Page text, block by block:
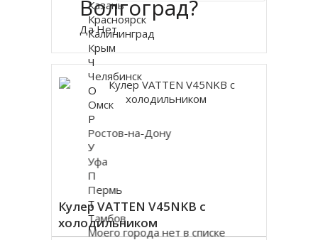
Купить в 1 клик
Кулер VATTEN V45NKB с
холодильником
Волгоград?
Да Нет
Казань
Красноярск
Калининград
Крым
Ч
Челябинск
О
Омск
Р
Ростов-на-Дону
У
Уфа
П
Пермь
Т
Тамбов
Моего города нет в списке